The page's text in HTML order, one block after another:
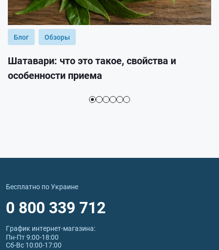
Блог Обзоры
Шатавари: что это такое, свойства и
особенности приема
Бесплатно по Украине
0 800 339 712
График интернет‑магазина:
Пн-Пт 9:00-18:00
Сб-Вс 10:00-17:00